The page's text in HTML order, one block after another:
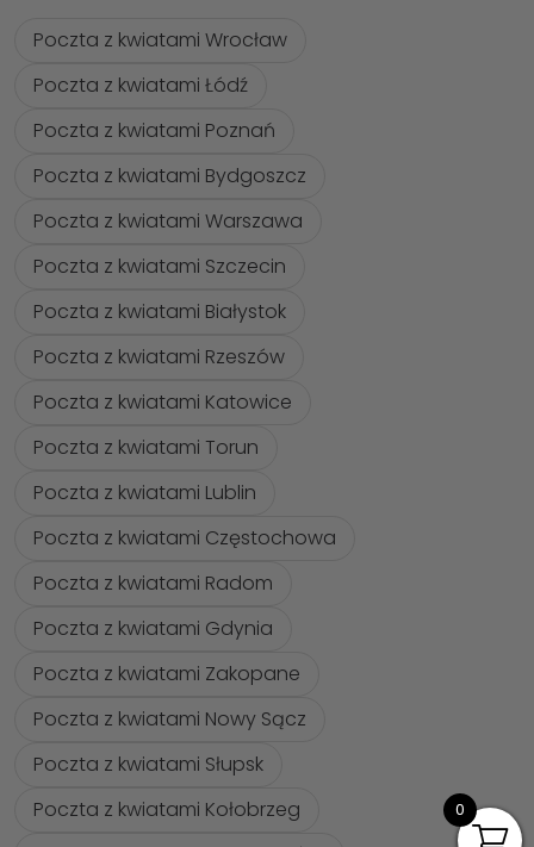
Poczta z kwiatami Wrocław
Poczta z kwiatami Łódź
Poczta z kwiatami Poznań
Poczta z kwiatami Bydgoszcz
Poczta z kwiatami Warszawa
Poczta z kwiatami Szczecin
Poczta z kwiatami Białystok
Poczta z kwiatami Rzeszów
Poczta z kwiatami Katowice
Poczta z kwiatami Torun
Poczta z kwiatami Lublin
Poczta z kwiatami Częstochowa
Poczta z kwiatami Radom
Poczta z kwiatami Gdynia
Poczta z kwiatami Zakopane
Poczta z kwiatami Nowy Sącz
Poczta z kwiatami Słupsk
Poczta z kwiatami Kołobrzeg
0